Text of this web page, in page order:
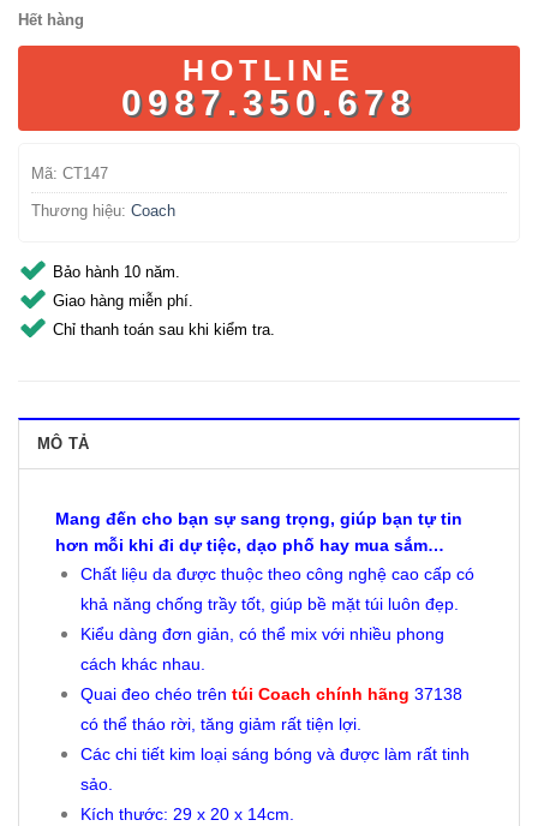
Hết hàng
HOTLINE
0987.350.678
Mã: CT147
Thương hiệu: Coach
Bảo hành 10 năm.
Giao hàng miễn phí.
Chỉ thanh toán sau khi kiểm tra.
MÔ TẢ
Mang đến cho bạn sự sang trọng, giúp bạn tự tin
hơn mỗi khi đi dự tiệc, dạo phố hay mua sắm…
Chất liệu da được thuộc theo công nghệ cao cấp có
khả năng chống trầy tốt, giúp bề mặt túi luôn đẹp.
Kiểu dàng đơn giản, có thể mix với nhiều phong
cách khác nhau.
Quai đeo chéo trên túi Coach chính hãng 37138
có thể tháo rời, tăng giảm rất tiện lợi.
Các chi tiết kim loại sáng bóng và được làm rất tinh
sảo.
Kích thước: 29 x 20 x 14cm.